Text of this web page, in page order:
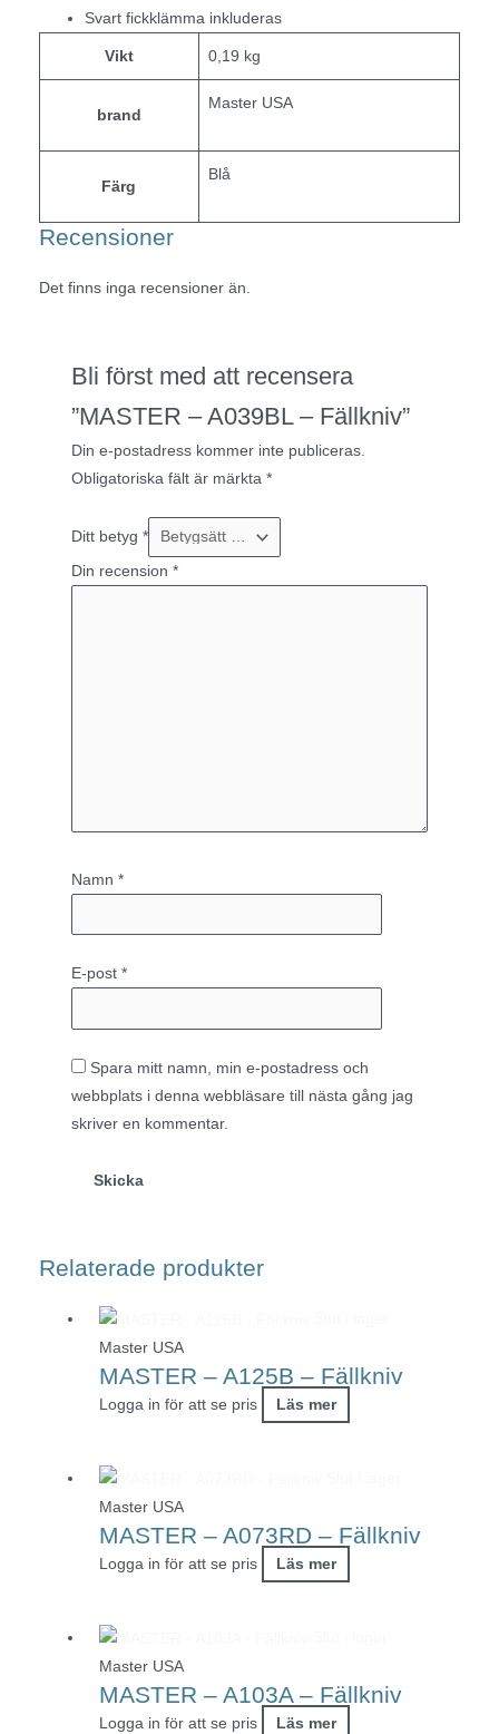
Svart fickklämma inkluderas
Vikt 0,19 kg
brand
Master USA
Färg
Blå
Recensioner
Det finns inga recensioner än.
Bli först med att recensera
”MASTER – A039BL – Fällkniv”
Din e-postadress kommer inte publiceras.
Obligatoriska fält är märkta *
Ditt betyg *
Din recension *
Namn *
E-post *
Spara mitt namn, min e-postadress och
webbplats i denna webbläsare till nästa gång jag
skriver en kommentar.
Relaterade produkter
Master USA
MASTER – A125B – Fällkniv
Logga in för att se pris Läs mer
Master USA
MASTER – A073RD – Fällkniv
Logga in för att se pris Läs mer
Master USA
MASTER – A103A – Fällkniv
Logga in för att se pris Läs mer